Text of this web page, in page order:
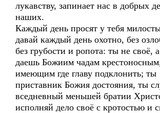
лукавству, запинает нас в добрых
наших.
Каждый день просят у тебя
давай каждый день охотно, без
без грубости и ропота: ты не своё,
даешь Божиим чадам
имеющим где главу подклонить; ты
приставник Божия достояния, ты
вседневный меньшей братии
исполняй дело своё с кротостью и